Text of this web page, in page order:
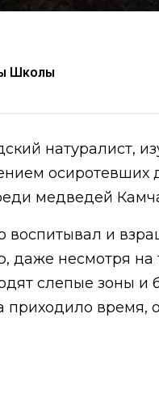
Школы
натуралист,
медведей
воспитывал и
даже несмотря
слепые зоны
приходило время,